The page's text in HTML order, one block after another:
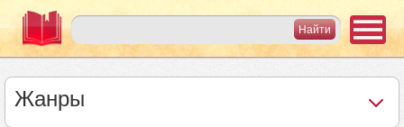
Жанры